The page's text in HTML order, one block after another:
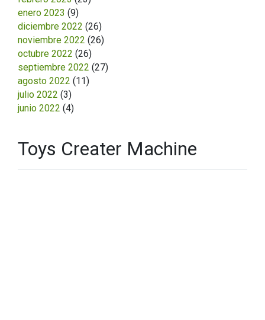
enero 2023 (9)
diciembre 2022 (26)
noviembre 2022 (26)
octubre 2022 (26)
septiembre 2022 (27)
agosto 2022 (11)
julio 2022 (3)
junio 2022 (4)
Toys Creater Machine